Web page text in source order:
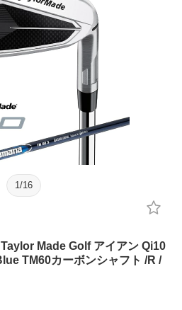
1 /16
Made Golf アイアン Qi10
TM60カーボンシャフト /R /